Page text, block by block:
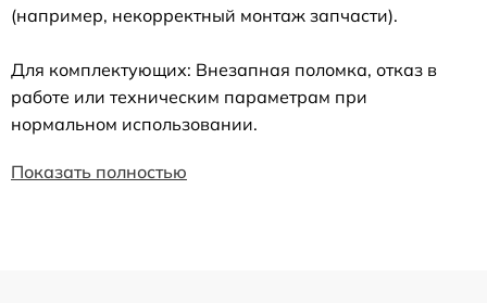
(например, некорректный монтаж запчасти).
Для комплектующих: Внезапная поломка, отказ в
работе или техническим параметрам при
нормальном использовании.
Показать полностью